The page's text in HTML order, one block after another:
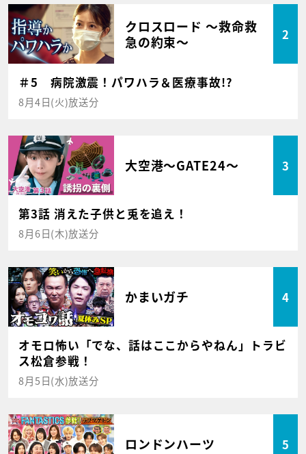
クロスロード ～救命救
急の約束～
2
＃5 病院激震！パワハラ＆医療事故!?
8月4日(火)放送分
大空港～GATE24～ 3
第3話 消えた子供と兎を追え！
8月6日(木)放送分
かまいガチ 4
オモロ怖い「でな、話はここからやねん」トラビ
ス松倉参戦！
8月5日(水)放送分
ロンドンハーツ 5